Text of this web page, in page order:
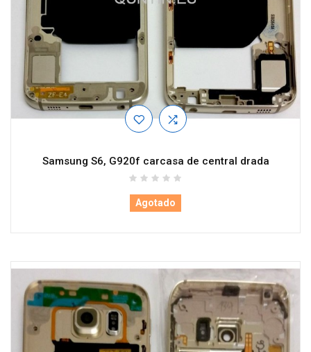
Samsung S6, G920f carcasa de central drada
Agotado